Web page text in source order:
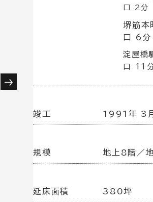
口 2分
堺筋
口 6分
淀屋橋
口 11
竣工 1991年 3
規模 地上8階／
延床面積 380坪